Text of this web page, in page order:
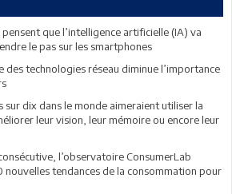
que l’intelligence artificielle (IA) va
le pas sur les smartphones
des technologies réseau diminue l’importance
sur dix dans le monde aimeraient utiliser la
leur vision, leur mémoire ou encore leur
l’observatoire ConsumerLab
nouvelles tendances de la consommation pour